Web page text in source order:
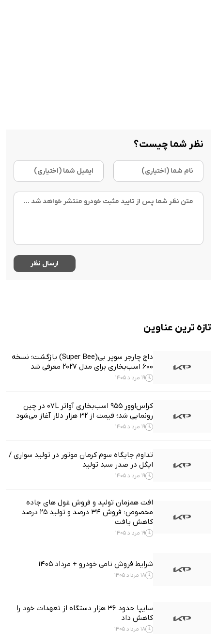
نظر شما چیست؟
تازه ترین عناوین
داج چارجر سوپر بی(Super Bee) بازگشت؛ نسخه
۶۰۰ اسب‌بخاری برای مدل ۲۰۲۷ معرفی شد
19 مرداد 1405
کراس‌اوور ۹۵۵ اسب‌بخاری آواتر 07L در چین
رونمایی شد؛ قیمت از ۳۲ هزار دلار آغاز می‌شود
19 مرداد 1405
تداوم جایگاه سوم کرمان موتور در تولید سواری /
ایگل در صدر سبد تولید
19 مرداد 1405
افت همزمان تولید و فروش غول های جاده
مخصوص؛ فروش ۳۴ درصد و تولید ۲۵ درصد
کاهش یافت
19 مرداد 1405
شرایط فروش نامی خودرو + مرداد 1405
18 مرداد 1405
سایپا حدود ۳۶ هزار دستگاه از تعهدات خود را
کاهش داد
18 مرداد 1405